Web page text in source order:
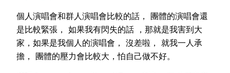
個人演唱會和群人演唱會比較的話， 團體的演唱會還
是比較緊張， 如果我有閃失的話 ，那就是我害到大
家，如果是我個人的演唱會， 沒差啦， 就我一人承
擔， 團體的壓力會比較大，怕自己做不好。